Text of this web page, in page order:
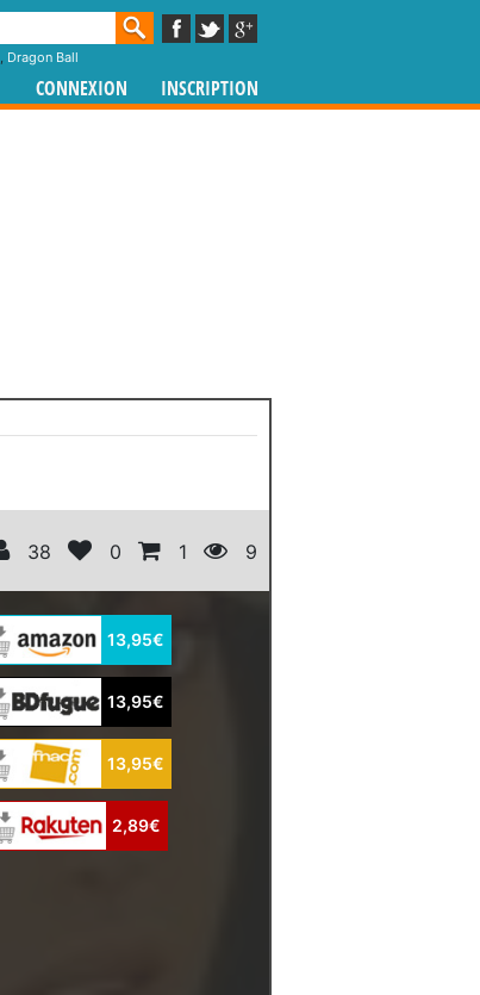
, Dragon Ball
CONNEXION INSCRIPTION
38 0 1 9
13,95€
13,95€
13,95€
2,89€